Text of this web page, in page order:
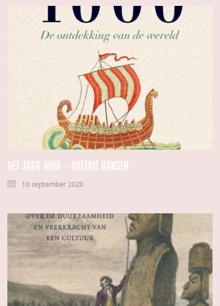
Het jaar 1000 – Valerie Hansen
10 september 2020